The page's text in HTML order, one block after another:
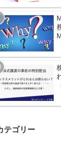
テゴリー